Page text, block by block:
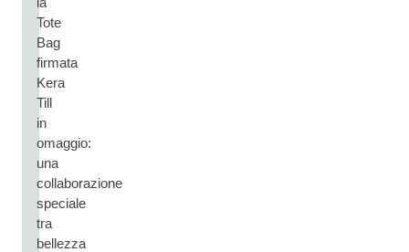
Tote
Bag
firmata
Kera
Till
in
omaggio:
una
collaborazione
speciale
tra
bellezza